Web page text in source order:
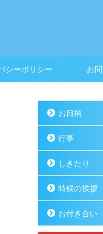
シーポリシー お
お日柄
行事
しきたり
時候の挨拶
お付き合い